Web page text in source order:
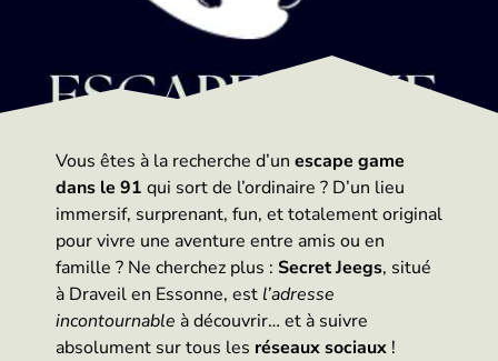
Vous êtes à la recherche d’un escape game
dans le 91 qui sort de l’ordinaire ? D’un lieu
immersif, surprenant, fun, et totalement original
pour vivre une aventure entre amis ou en
famille ? Ne cherchez plus : Secret Jeegs, situé
à Draveil en Essonne, est l’adresse
incontournable à découvrir… et à suivre
absolument sur tous les réseaux sociaux !